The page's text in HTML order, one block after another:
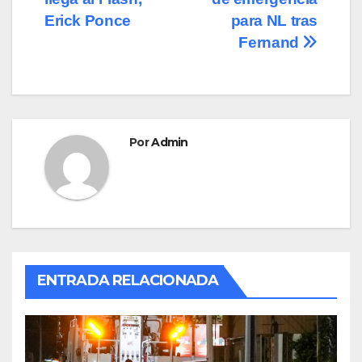
o
o
de
para NL tras
Fernand
Erick Ponce
PorAdmin
ENTRADA RELACIONADA